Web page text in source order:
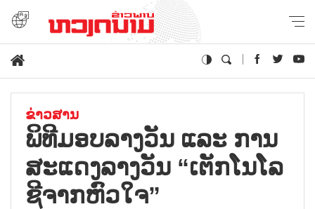
ຂ່າວສານ
ພິທີມອບລາງວັນ ແລະ ການ
ສະແດງລາງວັນ “ເຕັກໂນໂລ
ຊີຈາກຫົວໃຈ”